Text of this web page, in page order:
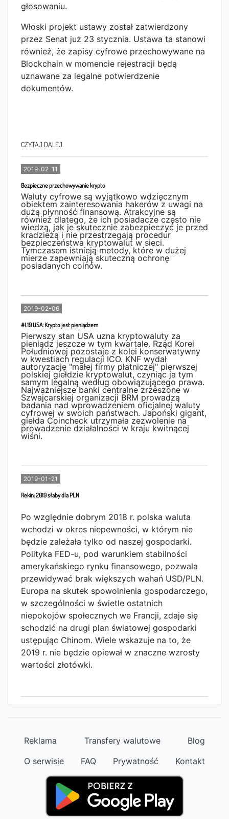
głosowaniu.
Włoski projekt ustawy został zatwierdzony
przez Senat już 23 stycznia. Ustawa ta stanowi
również, że zapisy cyfrowe przechowywane na
Blockchain w momencie rejestracji będą
uznawane za legalne potwierdzenie
dokumentów.
CZYTAJ DALEJ
2019-02-11
Bezpieczne przechowywanie krypto
Waluty cyfrowe są wyjątkowo wdzięcznym
obiektem zainteresowania hakerów z uwagi na
dużą płynność finansową. Atrakcyjne są
również dlatego, że ich posiadacze często nie
wiedzą, jak je skutecznie zabezpieczyć je przed
kradzieżą i nie przestrzegają procedur
bezpieczeństwa kryptowalut w sieci.
Tymczasem istnieją metody, które w dużej
mierze zapewniają skuteczną ochronę
posiadanych coinów.
2019-02-06
#I.19 USA: Krypto jest pieniądzem
Pierwszy stan USA uzna kryptowaluty za
pieniądz jeszcze w tym kwartale. Rząd Korei
Południowej pozostaje z kolei konserwatywny
w kwestiach regulacji ICO. KNF wydał
autoryzację "małej firmy płatniczej" pierwszej
polskiej giełdzie kryptowalut, czyniąc ja tym
samym legalną według obowiązującego prawa.
Najważniejsze banki centralne zrzeszone w
Szwajcarskiej organizacji BRM prowadzą
badania nad wprowadzeniem oficjalnej waluty
cyfrowej w swoich państwach. Japoński gigant,
giełda Coincheck utrzymała zezwolenie na
prowadzenie działalności w kraju kwitnącej
wiśni.
2019-01-21
Rekin: 2019 słaby dla PLN
Po względnie dobrym 2018 r. polska waluta
wchodzi w okres niepewności, w którym nie
będzie zależała tylko od naszej gospodarki.
Polityka FED-u, pod warunkiem stabilności
amerykańskiego rynku finansowego, pozwala
przewidywać brak większych wahań USD/PLN.
Europa na skutek spowolnienia gospodarczego,
w szczególności w świetle ostatnich
niepokojów społecznych we Francji, zdaje się
schodzić na drugi plan światowej gospodarki
ustępując Chinom. Wiele wskazuje na to, że
2019 r. nie będzie opiewał w znaczne wzrosty
wartości złotówki.
Reklama Transfery walutowe
Blog
O serwisie
FAQ Prywatność Kontakt